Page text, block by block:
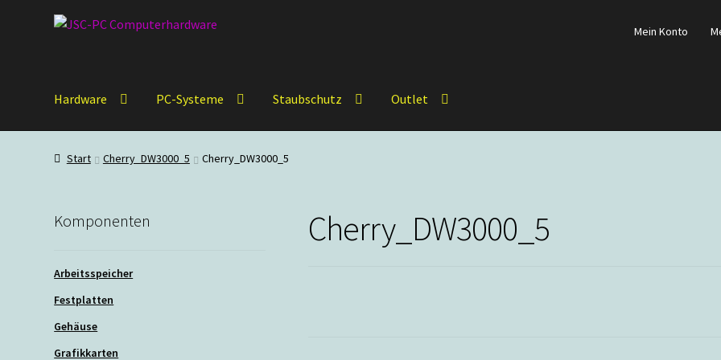
Zur
Zum
Mein Konto
Hardware PC-Systeme Staubschutz Outlet
Start Cherry_DW3000_5 Cherry_DW3000_5
Cherry_DW3000_5
Komponenten
Arbeitsspeicher
Festplatten
Gehäuse
Grafikkarten